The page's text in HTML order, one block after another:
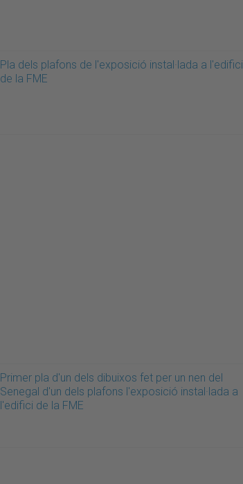
Pla dels plafons de l'exposició instal·lada a l'edifici
de la FME
Primer pla d'un dels dibuixos fet per un nen del
Senegal d'un dels plafons l'exposició instal·lada a
l'edifici de la FME